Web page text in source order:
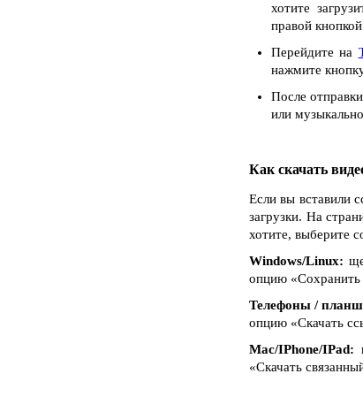
хотите
правой
Перейдите на
нажмите
После
или
Как скачать
Если вы вставили
загрузки. На
хотите, выберите
Windows/Linux:
опцию «Сохранить
Телефоны /
опцию «Скачать
Mac/IPhone/IPad:
«Скачать